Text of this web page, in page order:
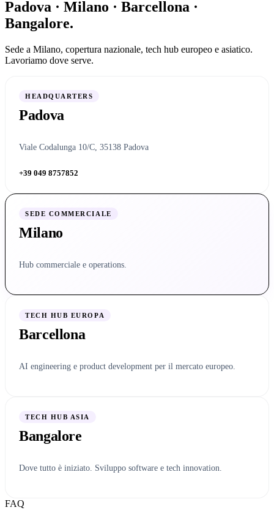
Padova · Milano · Barcellona ·
Bangalore.
Sede a Milano, copertura nazionale, tech hub europeo e asiatico.
Lavoriamo dove serve.
HEADQUARTERS
Padova
Viale Codalunga 10/C, 35138 Padova
+39 049 8757852
SEDE COMMERCIALE
Milano
Hub commerciale e operations.
TECH HUB EUROPA
Barcellona
AI engineering e product development per il mercato europeo.
TECH HUB ASIA
Bangalore
Dove tutto è iniziato. Sviluppo software e tech innovation.
FAQ